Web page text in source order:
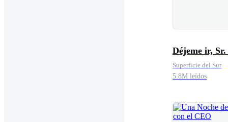
Déjeme ir,
Superficie del Sur
5.8M leídos